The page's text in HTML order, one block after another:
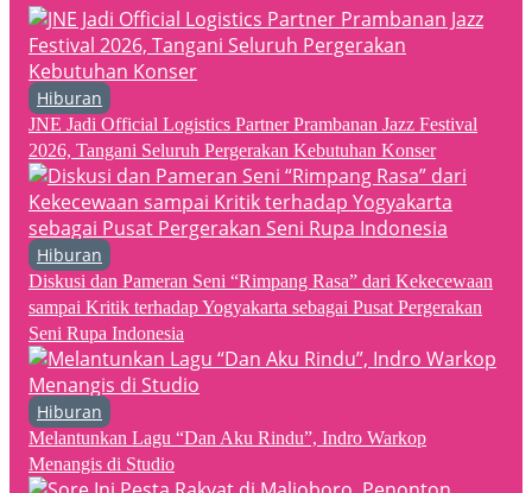
Hiburan
JNE Jadi Official Logistics Partner Prambanan Jazz Festival
2026, Tangani Seluruh Pergerakan Kebutuhan Konser
Hiburan
Diskusi dan Pameran Seni “Rimpang Rasa” dari Kekecewaan
sampai Kritik terhadap Yogyakarta sebagai Pusat Pergerakan
Seni Rupa Indonesia
Hiburan
Melantunkan Lagu “Dan Aku Rindu”, Indro Warkop
Menangis di Studio